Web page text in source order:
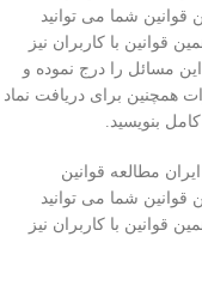
شما می توانید
قوانین با کاربران نیز
مسائل را درج نموده و
همچنین برای دریافت نماد
بنویسید.
مطالعه قوانین
شما می توانید
قوانین با کاربران نیز